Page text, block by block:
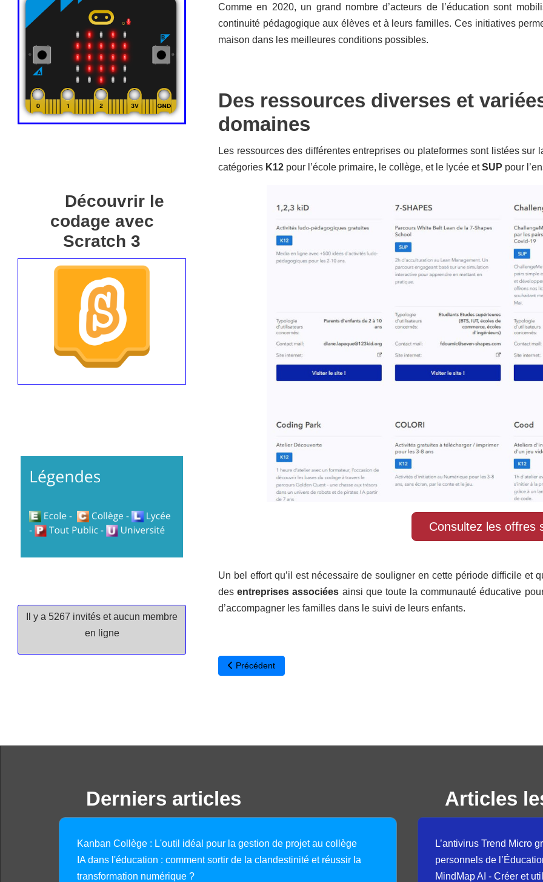
Découvrir le
codage avec
Scratch 3
Il y a 5267 invités et aucun membre
en ligne
Comme en 2020, un grand nombre d’acteurs de l’éducation sont
continuité pédagogique aux élèves et à leurs familles. Ces initiatives
maison dans les meilleures conditions possibles.
Des ressources diverses et
domaines
Les ressources des différentes entreprises ou plateformes sont listées sur
catégories K12 pour l’école primaire, le collège, et le lycée etSUP pour
Consultez les offres
Un bel effort qu’il est nécessaire de souligner en cette période difficile et
desentreprises associées ainsi que toute la communauté éducative
d’accompagner les familles dans le suivi de leurs enfants.
Article précédent : Appel à contributions pour 6e édition du congrès des classes
Précédent
Derniers articles
Kanban Collège : L'outil idéal pour la gestion de projet au collège
IA dans l'éducation : comment sortir de la clandestinité et réussir la
transformation numérique ?
Articles
L’antivirus Trend Micro
personnels de
MindMap AI - Créer et